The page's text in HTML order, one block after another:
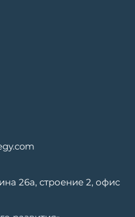
26а, строение 2, офис